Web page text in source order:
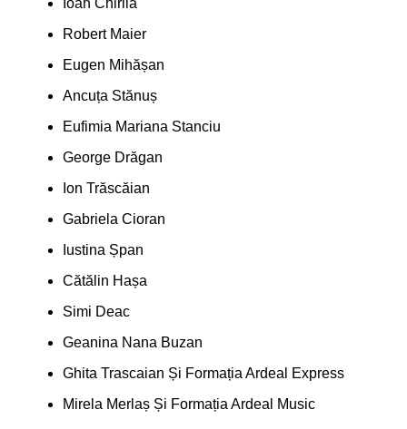
Ioan Chirilă
Robert Maier
Eugen Mihășan
Ancuța Stănuș
Eufimia Mariana Stanciu
George Drăgan
Ion Trăscăian
Gabriela Cioran
Iustina Șpan
Cătălin Hașa
Simi Deac
Geanina Nana Buzan
Ghita Trascaian Și Formația Ardeal Express
Mirela Merlaș Și Formația Ardeal Music